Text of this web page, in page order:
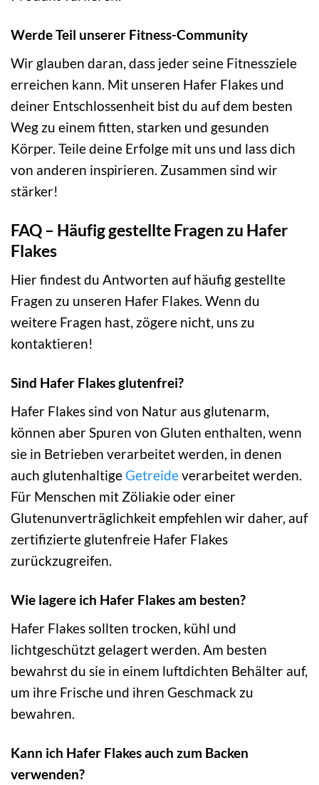
Werde Teil unserer Fitness-Community
Wir glauben daran, dass jeder seine Fitnessziele
erreichen kann. Mit unseren Hafer Flakes und
deiner Entschlossenheit bist du auf dem besten
Weg zu einem fitten, starken und gesunden
Körper. Teile deine Erfolge mit uns und lass dich
von anderen inspirieren. Zusammen sind wir
stärker!
FAQ – Häufig gestellte Fragen zu Hafer
Flakes
Hier findest du Antworten auf häufig gestellte
Fragen zu unseren Hafer Flakes. Wenn du
weitere Fragen hast, zögere nicht, uns zu
kontaktieren!
Sind Hafer Flakes glutenfrei?
Hafer Flakes sind von Natur aus glutenarm,
können aber Spuren von Gluten enthalten, wenn
sie in Betrieben verarbeitet werden, in denen
auch glutenhaltigeGetreideverarbeitet werden.
Für Menschen mit Zöliakie oder einer
Glutenunverträglichkeit empfehlen wir daher, auf
zertifizierte glutenfreie Hafer Flakes
zurückzugreifen.
Wie lagere ich Hafer Flakes am besten?
Hafer Flakes sollten trocken, kühl und
lichtgeschützt gelagert werden. Am besten
bewahrst du sie in einem luftdichten Behälter auf,
um ihre Frische und ihren Geschmack zu
bewahren.
Kann ich Hafer Flakes auch zum Backen
verwenden?